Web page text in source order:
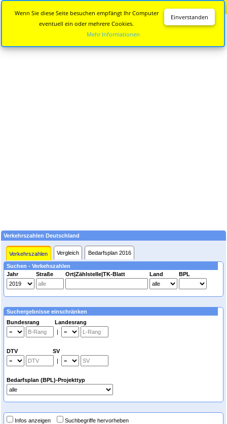
Verkehrszahlen Deutschland
Verkehrszahlen Vergleich Bedarfsplan 2016
Suchen - Verkehszahlen
Jahr
Straße Ort|Zählstelle|TK-Blatt Land BPL
Suchergebnisse einschränken
Bundesrang Landesrang
|
DTV SV
|
Bedarfsplan (BPL)-Projekttyp
Infos anzeigen Suchbegriffe hervorheben
Einverstanden
Wenn Sie diese Seite besuchen empfängt Ihr Computer
eventuell ein oder mehrere Cookies.
Mehr Informationen